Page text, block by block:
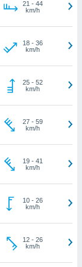
21 - 44
km/h
18- 36
km/h
25- 52
km/h
27- 59
km/h
19- 41
km/h
10- 26
km/h
12- 26
km/h